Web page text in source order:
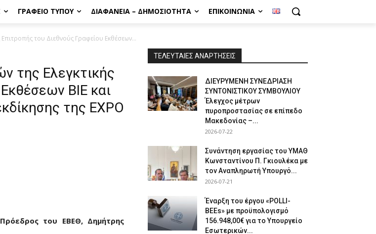
ΓΡΑΦΕΊΟ ΤΎΠΟΥ ΔΙΑΦΆΝΕΙΑ – ΔΗΜΟΣΙΌΤΗΤΑ ΕΠΙΚΟΙΝΩΝΊΑ
του Διεθνούς Γραφείου Εκθέσεων...
της Ελεγκτικής
ΒΙΕ και
της ΕΧΡΟ
του ΕΒΕΘ, Δημήτρης
ΤΕΛΕΥΤΑΙΕΣ ΑΝΑΡΤΗΣΕΙΣ
ΔΙΕΥΡΥΜΕΝΗ ΣΥΝΕΔΡΙΑΣΗ
ΣΥΝΤΟΝΙΣΤΙΚΟΥ ΣΥΜΒΟΥΛΙΟΥ
Έλεγχος μέτρων
πυροπροστασίας σε επίπεδο
Μακεδονίας –...
2026-07-22
Συνάντηση εργασίας του ΥΜΑΘ
Κωνσταντίνου Π. Γκιουλέκα με
τον Αναπληρωτή Υπουργό...
2026-07-21
Έναρξη του έργου «POLLI-
BEEs» με προϋπολογισμό
156.948,00€ για το Υπουργείο
Εσωτερικών...